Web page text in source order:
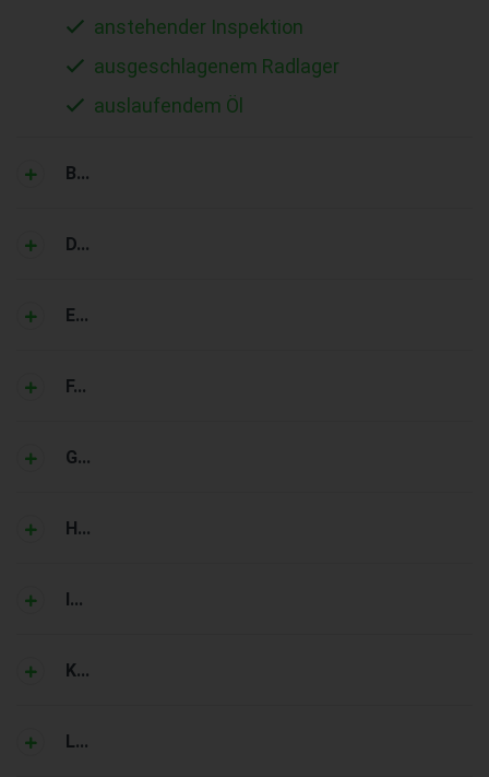
anstehender Inspektion
ausgeschlagenem Radlager
auslaufendem Öl
B...
D...
E...
F...
G...
H...
I...
K...
L...